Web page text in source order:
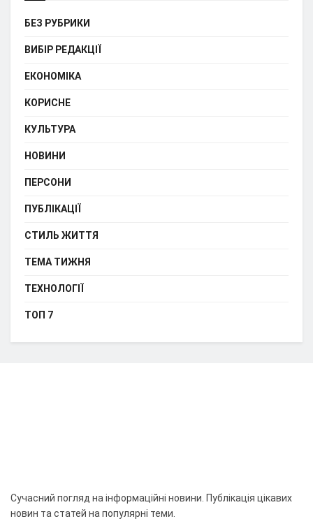
БЕЗ РУБРИКИ
ВИБІР РЕДАКЦІЇ
ЕКОНОМІКА
КОРИСНЕ
КУЛЬТУРА
НОВИНИ
ПЕРСОНИ
ПУБЛІКАЦІЇ
СТИЛЬ ЖИТТЯ
ТЕМА ТИЖНЯ
ТЕХНОЛОГІЇ
ТОП 7
Сучасний погляд на інформаційні новини. Публікація цікавих
новин та статей на популярні теми.